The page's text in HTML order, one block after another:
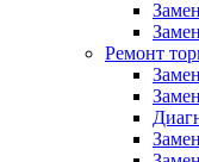
Ремонт